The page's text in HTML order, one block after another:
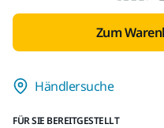
Zum
Händlersuche
FÜR SIE BEREITGESTELLT